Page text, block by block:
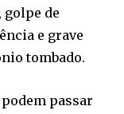
golpe de
e grave
tombado.
passar